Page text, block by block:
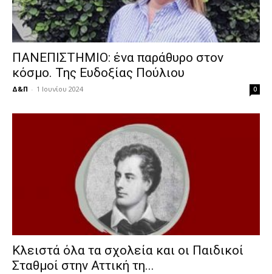
ΠΑΝΕΠΙΣΤΗΜΙΟ: ένα παράθυρο στον
κόσμο. Της Ευδοξίας Πούλιου
Δ&Π - 1 Ιουνίου 2024 0
Κλειστά όλα τα σχολεία και οι Παιδικοί
Σταθμοί στην Αττική τη...